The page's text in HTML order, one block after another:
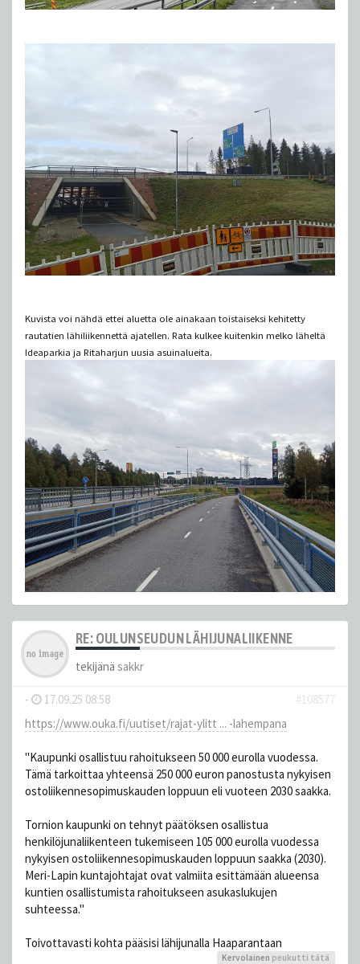
Kuvista voi nähdä ettei aluetta ole ainakaan toistaiseksi kehitetty
rautatien lähiliikennettä ajatellen. Rata kulkee kuitenkin melko läheltä
Ideaparkia ja Ritaharjun uusia asuinalueita.
RE: OULUNSEUDUN LÄHIJUNALIIKENNE
tekijänä sakkr
- 17.09.25 08:58
#108577
https://www.ouka.fi/uutiset/rajat-ylitt ... -lahempana
''Kaupunki osallistuu rahoitukseen 50 000 eurolla vuodessa.
Tämä tarkoittaa yhteensä 250 000 euron panostusta nykyisen
ostoliikennesopimuskauden loppuun eli vuoteen 2030 saakka.
Tornion kaupunki on tehnyt päätöksen osallistua
henkilöjunaliikenteen tukemiseen 105 000 eurolla vuodessa
nykyisen ostoliikennesopimuskauden loppuun saakka (2030).
Meri-Lapin kuntajohtajat ovat valmiita esittämään alueensa
kuntien osallistumista rahoitukseen asukaslukujen
suhteessa.''
Toivottavasti kohta pääsisi lähijunalla Haaparantaan
Kervolainen peukutti tätä